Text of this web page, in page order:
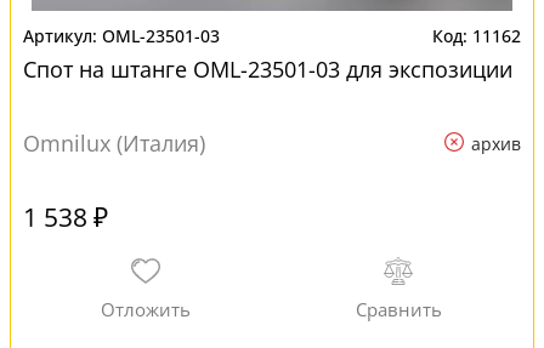
OML-23501-03 11162
Спот на штанге OML-23501-03 для экспозиции
Omnilux (Италия) архив
1 538 ₽